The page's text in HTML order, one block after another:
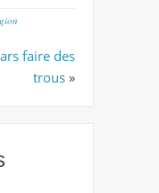
faire des
trous »